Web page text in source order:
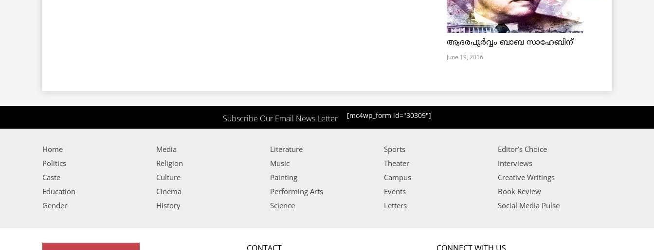
ആദരപൂര്‍വ്വം ബാബ സാഹേബിന്
June 19, 2016
Subscribe Our Email News Letter [mc4wp_form id="30309"]
Home
Politics
Caste
Education
Gender
Media
Religion
Culture
Cinema
History
Literature
Music
Painting
Performing Arts
Science
Sports
Theater
Campus
Events
Letters
Editor’s Choice
Interviews
Creative Writings
Book Review
Social Media Pulse